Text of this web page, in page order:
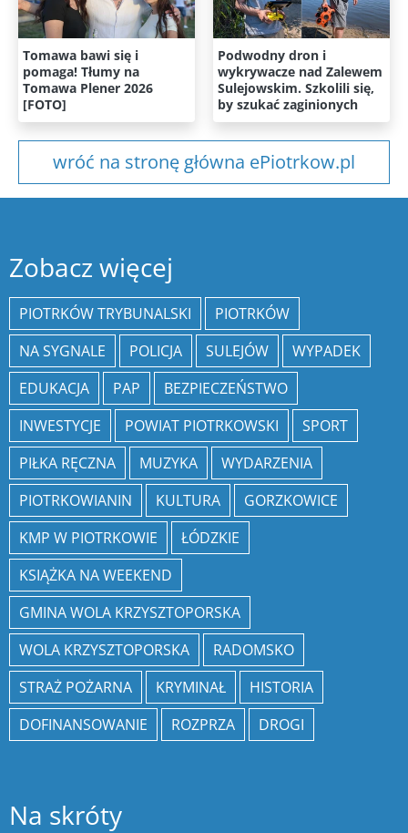
Tomawa bawi się i
pomaga! Tłumy na
Tomawa Plener 2026
[FOTO]
Podwodny dron i
wykrywacze nad Zalewem
Sulejowskim. Szkolili się,
by szukać zaginionych
wróć na stronę główna ePiotrkow.pl
Zobacz więcej
PIOTRKÓW TRYBUNALSKI
PIOTRKÓW
NA SYGNALE
POLICJA SULEJÓW
WYPADEK
EDUKACJA
PAP
BEZPIECZEŃSTWO
INWESTYCJE
POWIAT PIOTRKOWSKI
SPORT
PIŁKA RĘCZNA
MUZYKA
WYDARZENIA
PIOTRKOWIANIN
KULTURA
GORZKOWICE
KMP W PIOTRKOWIE
ŁÓDZKIE
KSIĄŻKA NA WEEKEND
GMINA WOLA KRZYSZTOPORSKA
WOLA KRZYSZTOPORSKA
RADOMSKO
STRAŻ POŻARNA
KRYMINAŁ
HISTORIA
DOFINANSOWANIE
ROZPRZA DROGI
Na skróty